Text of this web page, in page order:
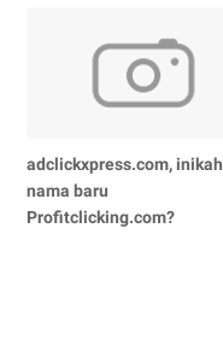
adclickxpress.com, inikah
nama baru
Profitclicking.com?